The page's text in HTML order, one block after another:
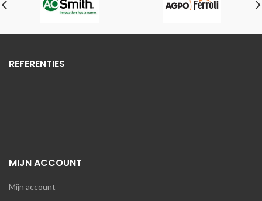
REFERENTIES
MIJN ACCOUNT
Mijn account